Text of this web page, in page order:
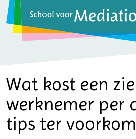
Wat kost een
werknemer per
tips ter